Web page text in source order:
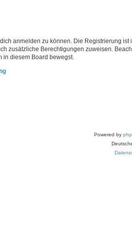
anmelden zu können. Die Registrierung
zusätzliche Berechtigungen zuweisen.
diesem Board bewegst.
Powered by